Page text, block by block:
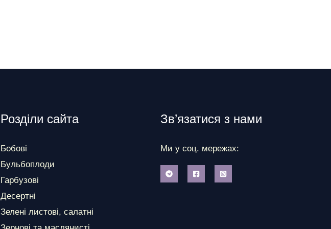
Розділи сайта
Бобові
Бульбоплоди
Гарбузові
Десертні
Зелені листові, салатні
Зв’язатися з нами
Ми у соц. мережах: